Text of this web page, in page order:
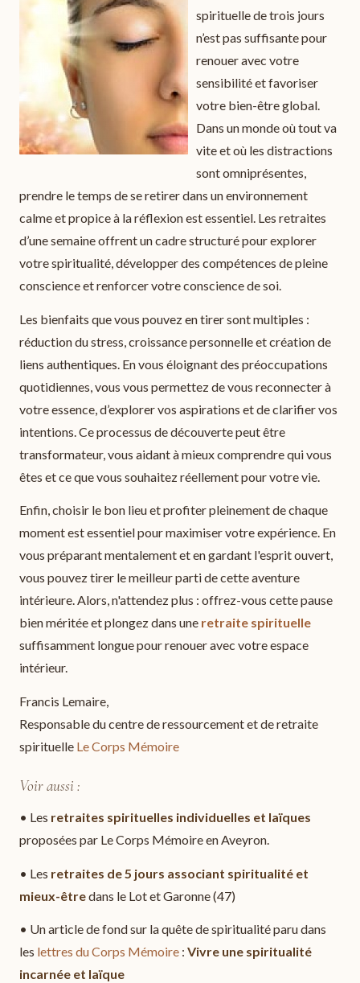
spirituelle de trois jours
n’est pas suffisante pour
renouer avec votre
sensibilité et favoriser
votre bien-être global.
Dans un monde où tout va
vite et où les distractions
sont omniprésentes,
prendre le temps de se retirer dans un environnement
calme et propice à la réflexion est essentiel. Les retraites
d’une semaine offrent un cadre structuré pour explorer
votre spiritualité, développer des compétences de pleine
conscience et renforcer votre conscience de soi.
Les bienfaits que vous pouvez en tirer sont multiples :
réduction du stress, croissance personnelle et création de
liens authentiques. En vous éloignant des préoccupations
quotidiennes, vous vous permettez de vous reconnecter à
votre essence, d’explorer vos aspirations et de clarifier vos
intentions. Ce processus de découverte peut être
transformateur, vous aidant à mieux comprendre qui vous
êtes et ce que vous souhaitez réellement pour votre vie.
Enfin, choisir le bon lieu et profiter pleinement de chaque
moment est essentiel pour maximiser votre expérience. En
vous préparant mentalement et en gardant l'esprit ouvert,
vous pouvez tirer le meilleur parti de cette aventure
intérieure. Alors, n'attendez plus : offrez-vous cette pause
bien méritée et plongez dans une retraite spirituelle
suffisamment longue pour renouer avec votre espace
intérieur.
Francis Lemaire,
Responsable du centre de ressourcement et de retraite
spirituelle Le Corps Mémoire
Voir aussi :
• Les retraites spirituelles individuelles et laïques
proposées par Le Corps Mémoire en Aveyron.
• Les retraites de 5 jours associant spiritualité et
mieux-êtredans le Lot et Garonne (47)
• Un article de fond sur la quête de spiritualité paru dans
les lettres du Corps Mémoire : Vivre une spiritualité
incarnée et laïque